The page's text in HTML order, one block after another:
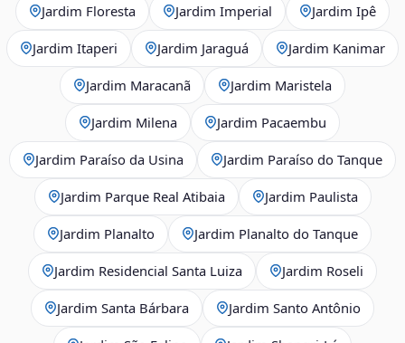
Jardim Floresta Jardim Imperial Jardim Ipê
Jardim Itaperi Jardim Jaraguá Jardim Kanimar
Jardim Maracanã Jardim Maristela
Jardim Milena Jardim Pacaembu
Jardim Paraíso da Usina Jardim Paraíso do Tanque
Jardim Parque Real Atibaia Jardim Paulista
Jardim Planalto Jardim Planalto do Tanque
Jardim Residencial Santa Luiza Jardim Roseli
Jardim Santa Bárbara Jardim Santo Antônio